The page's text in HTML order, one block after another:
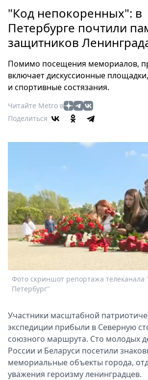
Россия
Мир
Здоровье
Туризм
Мода
Кино
Афиша
Выставки
Пресс-
О
Metro
Стримы
Спецпроекты
Звезды
Скачай
Metro
"Код непокоренных": в
Петербурге почтили
защитников
Помимо посещения мемориалов,
включает дискуссионные
и спортивные состязания.
Читайте Metro в
Поделиться
Фото скриншот репортажа телеканала
Петербург"
Участники масштабной
экспедиции прибыли в Северную
союзного маршрута. Сто молодых
России и Беларуси посетили
мемориальные объекты города,
уважения героизму ленинградцев.